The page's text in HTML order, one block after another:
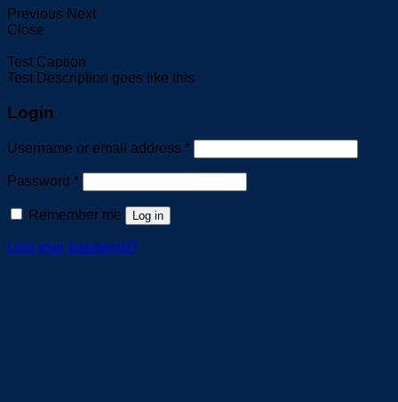
Previous Next
Close
Test Caption
Test Description goes like this
Login
Username or email address *
Password *
Remember me Log in
Lost your password?